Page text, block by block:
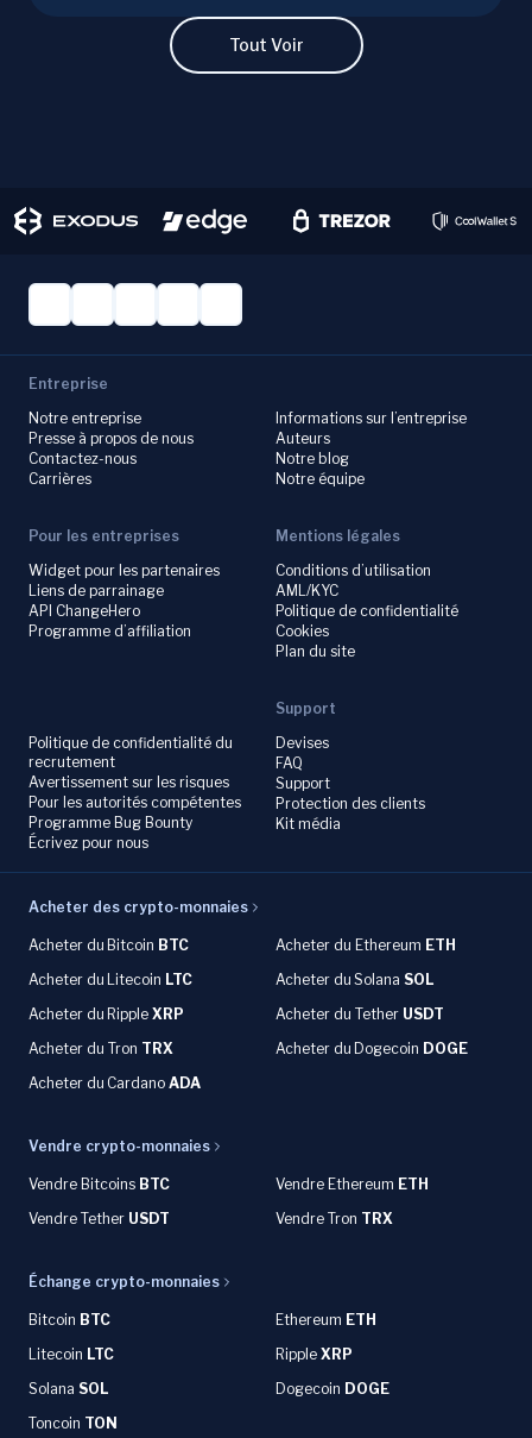
investment decisions with ChangeHero!
Tout Voir
Entreprise
Notre entreprise
Presse à propos de nous
Contactez-nous
Carrières
Informations sur l’entreprise
Auteurs
Notre blog
Notre équipe
Pour les entreprises
Widget pour les partenaires
Liens de parrainage
API ChangeHero
Programme d’affiliation
Mentions légales
Conditions d’utilisation
AML/KYC
Politique de confidentialité
Cookies
Plan du site
Politique de confidentialité du
recrutement
Avertissement sur les risques
Pour les autorités compétentes
Programme Bug Bounty
Écrivez pour nous
Support
Devises
FAQ
Support
Protection des clients
Kit média
Acheter des crypto-monnaies
Acheter du Bitcoin BTC Acheter du Ethereum ETH
Acheter du Litecoin LTC Acheter du Solana SOL
Acheter du Ripple XRP Acheter du Tether USDT
Acheter du Tron TRX Acheter du Dogecoin DOGE
Acheter du Cardano ADA
Vendre crypto-monnaies
Vendre Bitcoins BTC Vendre Ethereum ETH
Vendre Tether USDT Vendre Tron TRX
Échange crypto-monnaies
Bitcoin BTC Ethereum ETH
Litecoin LTC Ripple XRP
Solana SOL Dogecoin DOGE
Toncoin TON